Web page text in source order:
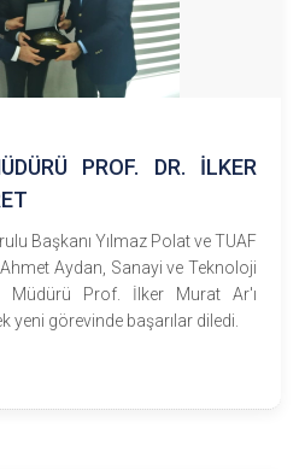
PROF. DR. İLKER
Başkanı Yılmaz Polat ve TUAF
Aydan, Sanayi ve Teknoloji
Müdürü Prof. İlker Murat Ar'ı
yeni görevinde başarılar diledi.